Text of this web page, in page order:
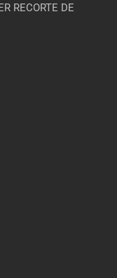
RECORTE DE